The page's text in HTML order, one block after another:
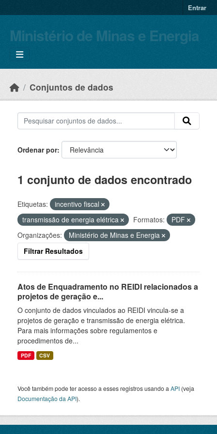
Entrar
Ministério de Minas e Energia
Conjuntos de dados
Ordenar por
1 conjunto de dados encontrado
Etiquetas:
incentivo fiscal
transmissão de energia elétrica
Formatos:
PDF
Organizações:
Ministério de Minas e Energia
Filtrar Resultados
Atos de Enquadramento no REIDI relacionados a
projetos de geração e...
O conjunto de dados vinculados ao REIDI vincula-se a
projetos de geração e transmissão de energia elétrica.
Para mais informações sobre regulamentos e
procedimentos de...
PDF CSV
Você também pode ter acesso a esses registros usando a API (veja
Documentação da API).